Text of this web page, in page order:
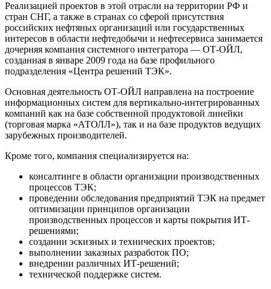
Реализацией проектов в этой отрасли на территории РФ и
стран СНГ, а также в странах со сферой присутствия
российских нефтяных организаций или государственных
интересов в области нефтедобычи и нефтесервиса занимается
дочерняя компания системного интегратора — ОТ-ОЙЛ,
созданная в январе 2009 года на базе профильного
подразделения «Центра решений ТЭК».
Основная деятельность ОТ-ОЙЛ направлена на построение
информационных систем для вертикально-интегрированных
компаний как на базе собственной продуктовой линейки
(торговая марка «АТОЛЛ»), так и на базе продуктов ведущих
зарубежных производителей.
Кроме того, компания специализируется на:
консалтинге в области организации производственных
процессов ТЭК;
проведении обследования предприятий ТЭК на предмет
оптимизации принципов организации
производственных процессов и карты покрытия ИТ-
решениями;
создании эскизных и технических проектов;
выполнении заказных разработок ПО;
внедрении различных ИТ-решений;
технической поддержке систем.